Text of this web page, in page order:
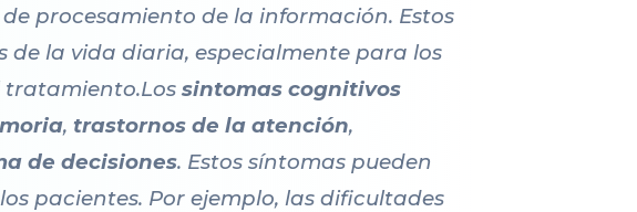
procesamiento de la información. Estos
de la vida diaria, especialmente para los
tratamiento.Lossintomas cognitivos
,trastornos de la atención,
de decisiones. Estos síntomas pueden
pacientes. Por ejemplo, las dificultades